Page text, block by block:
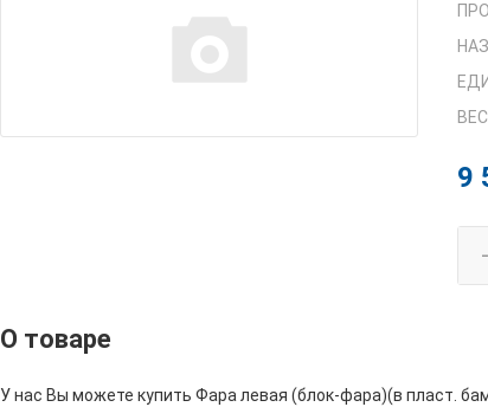
9
-
О товаре
У нас Вы можете купить Фара левая (блок-фара)(в пласт.